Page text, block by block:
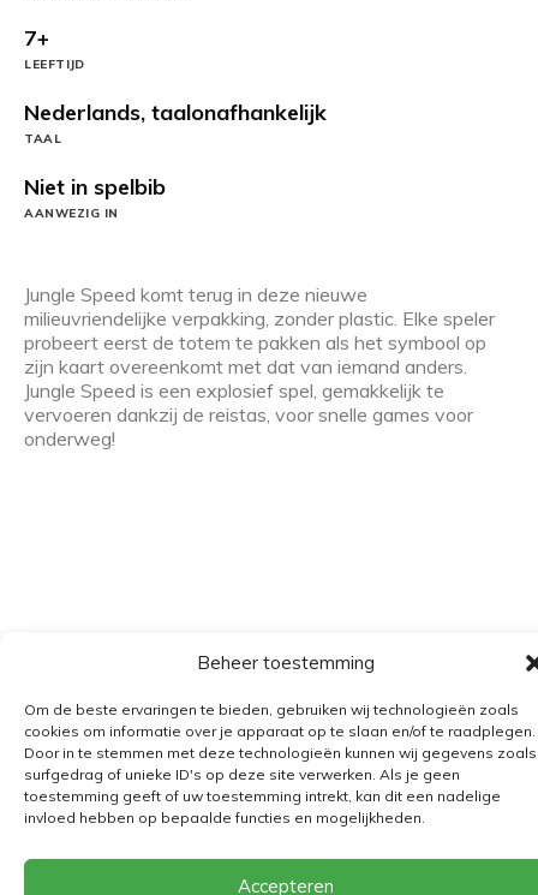
Beheer toestemming
Om de beste ervaringen te bieden, gebruiken wij technologieën zoals
cookies om informatie over je apparaat op te slaan en/of te raadplegen.
Door in te stemmen met deze technologieën kunnen wij gegevens zoals
surfgedrag of unieke ID's op deze site verwerken. Als je geen
toestemming geeft of uw toestemming intrekt, kan dit een nadelige
invloed hebben op bepaalde functies en mogelijkheden.
Accepteren
7+
LEEFTIJD
Nederlands, taalonafhankelijk
TAAL
Niet in spelbib
AANWEZIG IN
Jungle Speed komt terug in deze nieuwe
milieuvriendelijke verpakking, zonder plastic. Elke speler
probeert eerst de totem te pakken als het symbool op
zijn kaart overeenkomt met dat van iemand anders.
Jungle Speed is een explosief spel, gemakkelijk te
vervoeren dankzij de reistas, voor snelle games voor
onderweg!
Verzending
Retourbeleid
BE 0682.845.059
The Playground